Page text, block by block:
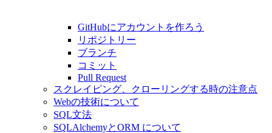
GitHubにアカウントを作ろう
リポジトリー
ブランチ
コミット
Pull Request
スクレイピング、クローリングする時の注意点
Webの技術について
SQL文法
SQLAlchemyとORM について